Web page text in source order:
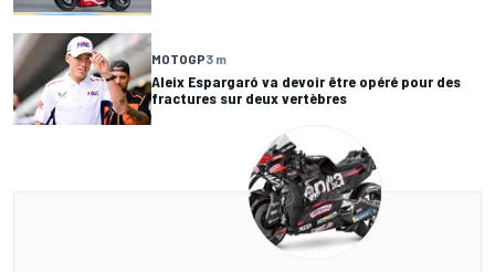
MOTOGP3 m
Aleix Espargaró va devoir être opéré pour des
fractures sur deux vertèbres